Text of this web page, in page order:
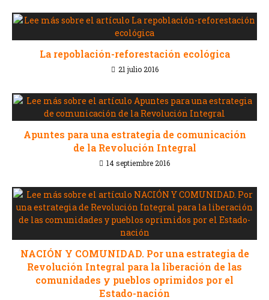
La repoblación-reforestación ecológica
21 julio 2016
Apuntes para una estrategia de comunicación
de la Revolución Integral
14 septiembre 2016
NACIÓN Y COMUNIDAD. Por una estrategia de
Revolución Integral para la liberación de las
comunidades y pueblos oprimidos por el
Estado-nación